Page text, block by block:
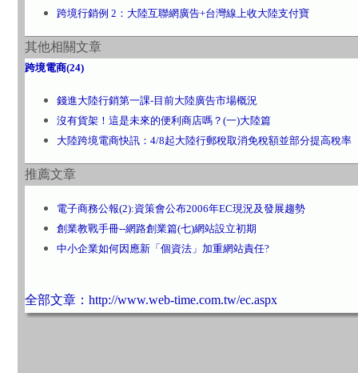
跨境行銷例 2：大陸互聯網廣告+台灣線上收大陸支付寶
其他相關文章
跨境電商(24)
錢進大陸行銷第一課-目前大陸廣告市場概況
沒有貨架！這是未來的便利商店嗎？(一)大陸篇
大陸跨境電商快訊：4/8起大陸行郵稅取消免稅額並部分提高稅率
推薦文章
電子商務公報(2):資策會公布2006年EC現況及發展趨勢
創業教戰手冊--網路創業篇(七)網站設立初期
中小企業如何因應新「個資法」加重網站責任?
全部文章：http://www.web-time.com.tw/ec.aspx